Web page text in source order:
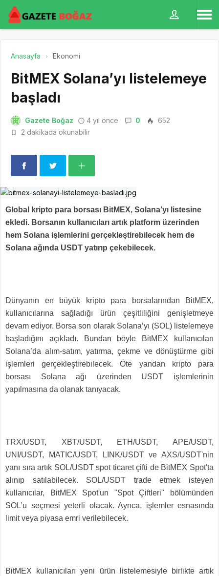
Anasayfa Ekonomi
BitMEX Solana’yı listelemeye
başladı
Gazete Boğaz 4 yıl önce 0
652
2 dakikada okunabilir
Global kripto para borsası BitMEX, Solana’yı listesine
ekledi. Borsanın kullanıcıları artık platform üzerinden
hem Solana işlemlerini gerçekleştirebilecek hem de
Solana ağında USDT yatırıp çekebilecek.
Dünyanın en büyük kripto para borsalarından BitMEX,
kullanıcılarına sağladığı ürün çeşitliliğini genişletmeye
devam ediyor. Borsa son olarak Solana’yı (SOL) listelemeye
başladığını açıkladı. Bundan böyle BitMEX kullanıcıları
Solana’da alım-satım, yatırma, çekme ve dönüştürme gibi
işlemleri gerçekleştirebilecek. Öte yandan kripto para
borsası Solana ağı üzerinden USDT işlemlerinin
yapılmasına da olanak tanıyacak.
TRX/USDT, XBT/USDT, ETH/USDT, APE/USDT,
UNI/USDT, MATIC/USDT, LINK/USDT ve AXS/USDT'nin
yanı sıra artık SOL/USDT spot ticaret çifti de BitMEX Spot'ta
alınıp satılabilecek. SOL/USDT trade etmek isteyen
kullanıcılar, BitMEX Spot'un "Spot Çiftleri" bölümünden
SOL’u seçmesi yeterli olacak. Ayrıca, işlemler esnasında
limit veya piyasa emri verilebilecek.
BitMEX kullanıcıları yeni ürün listelemesiyle birlikte artık